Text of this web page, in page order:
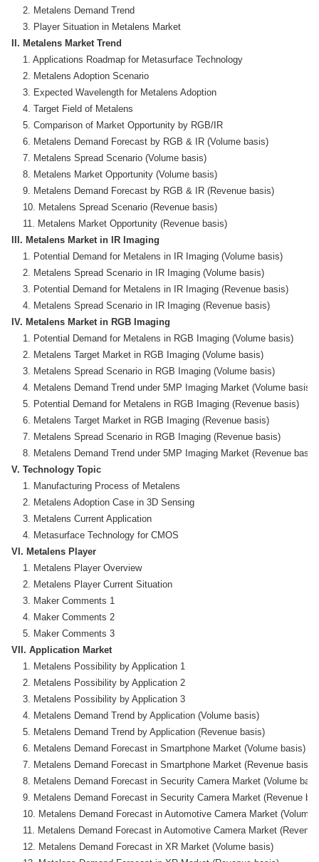
    2. Metalens Demand Trend
II. Metalens Market Trend
    1. Applications Roadmap for Metasurface Technology
    2. Metalens Adoption Scenario
    3. Expected Wavelength for Metalens Adoption
    4. Target Field of Metalens
    5. Comparison of Market Opportunity by RGB/IR
    6. Metalens Demand Forecast by RGB & IR (Volume basis)
    7. Metalens Spread Scenario (Volume basis)
    8. Metalens Market Opportunity (Volume basis)
    9. Metalens Demand Forecast by RGB & IR (Revenue basis)
    10. Metalens Spread Scenario (Revenue basis)
III. Metalens Market in IR Imaging
    1. Potential Demand for Metalens in IR Imaging (Volume basis)
    2. Metalens Spread Scenario in IR Imaging (Volume basis)
    3. Potential Demand for Metalens in IR Imaging (Revenue basis)
IV. Metalens Market in RGB Imaging
    1. Potential Demand for Metalens in RGB Imaging (Volume basis)
    2. Metalens Target Market in RGB Imaging (Volume basis)
    3. Metalens Spread Scenario in RGB Imaging (Volume basis)
    4. Metalens Demand Trend under 5MP Imaging Market (Volume basis)
    5. Potential Demand for Metalens in RGB Imaging (Revenue basis)
    6. Metalens Target Market in RGB Imaging (Revenue basis)
    7. Metalens Spread Scenario in RGB Imaging (Revenue basis)
V. Technology Topic
    1. Manufacturing Process of Metalens
    2. Metalens Adoption Case in 3D Sensing
    3. Metalens Current Application
VI. Metalens Player
    1. Metalens Player Overview
    2. Metalens Player Current Situation
    3. Maker Comments 1
    4. Maker Comments 2
VII. Application Market
    1. Metalens Possibility by Application 1
    2. Metalens Possibility by Application 2
    3. Metalens Possibility by Application 3
    4. Metalens Demand Trend by Application (Volume basis)
    5. Metalens Demand Trend by Application (Revenue basis)
    6. Metalens Demand Forecast in Smartphone Market (Volume basis)
    7. Metalens Demand Forecast in Smartphone Market (Revenue basis)
8. Metalens Demand Forecast in Security Camera Market (Volume
9. Metalens Demand Forecast in Security Camera Market (Revenue
10. Metalens Demand Forecast in Automotive Camera Market (Volume
11. Metalens Demand Forecast in Automotive Camera Market (Revenue
    12. Metalens Demand Forecast in XR Market (Volume basis)